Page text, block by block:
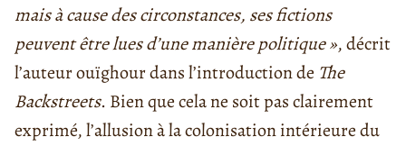
mais à cause des circonstances, ses fictions
peuvent être lues d’une manière politique », décrit
l’auteur ouïghour dans l’introduction de The
Backstreets. Bien que cela ne soit pas clairement
exprimé, l’allusion à la colonisation intérieure du